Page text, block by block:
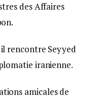
des Affaires
rencontre Seyyed
iranienne.
amicales de